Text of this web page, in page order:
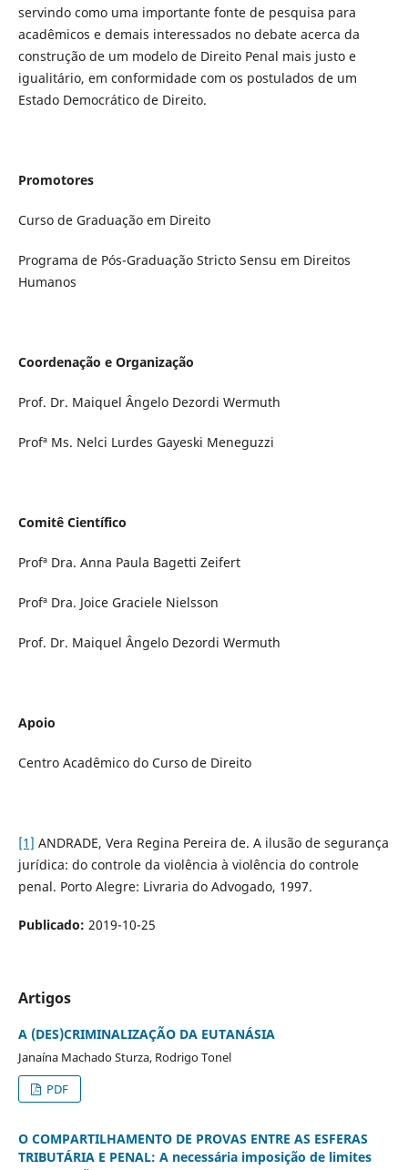
servindo como uma importante fonte de pesquisa para
acadêmicos e demais interessados no debate acerca da
construção de um modelo de Direito Penal mais justo e
igualitário, em conformidade com os postulados de um
Estado Democrático de Direito.
Promotores
Curso de Graduação em Direito
Programa de Pós-Graduação Stricto Sensu em Direitos
Humanos
Coordenação e Organização
Prof. Dr. Maiquel Ângelo Dezordi Wermuth
Profª Ms. Nelci Lurdes Gayeski Meneguzzi
Comitê Científico
Profª Dra. Anna Paula Bagetti Zeifert
Profª Dra. Joice Graciele Nielsson
Prof. Dr. Maiquel Ângelo Dezordi Wermuth
Apoio
Centro Acadêmico do Curso de Direito
[1] ANDRADE, Vera Regina Pereira de. A ilusão de segurança
jurídica: do controle da violência à violência do controle
penal. Porto Alegre: Livraria do Advogado, 1997.
Publicado: 2019-10-25
Artigos
A (DES)CRIMINALIZAÇÃO DA EUTANÁSIA
Janaína Machado Sturza, Rodrigo Tonel
PDF
O COMPARTILHAMENTO DE PROVAS ENTRE AS ESFERAS
TRIBUTÁRIA E PENAL: A necessária imposição de limites